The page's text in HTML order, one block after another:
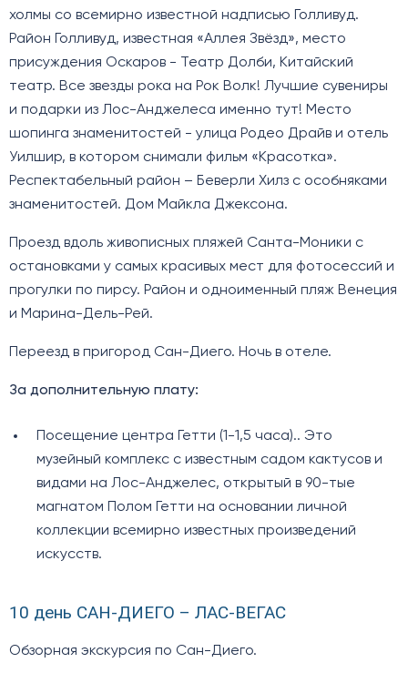
холмы со всемирно известной надписью Голливуд.
Район Голливуд, известная «Аллея Звёзд», место
присуждения Оскаров - Театр Долби, Китайский
театр. Все звезды рока на Рок Волк! Лучшие сувениры
и подарки из Лос-Анджелеса именно тут! Место
шопинга знаменитостей - улица Родео Драйв и отель
Уилшир, в котором снимали фильм «Красотка».
Респектабельный район – Беверли Хилз с особняками
знаменитостей. Дом Майкла Джексона.
Проезд вдоль живописных пляжей Санта-Моники с
остановками у самых красивых мест для фотосессий и
прогулки по пирсу. Район и одноименный пляж Венеция
и Марина-Дель-Рей.
Переезд в пригород Сан-Диего. Ночь в отеле.
За дополнительную плату:
Посещение центра Гетти (1-1,5 часа).. Это
музейный комплекс с известным садом кактусов и
видами на Лос-Анджелес, открытый в 90-тые
магнатом Полом Гетти на основании личной
коллекции всемирно известных произведений
искусств.
10 день САН-ДИЕГО – ЛАС-ВЕГАС
Обзорная экскурсия по Сан-Диего.